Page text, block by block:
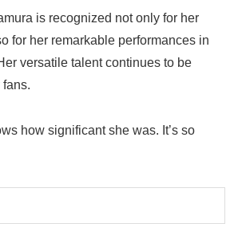
is recognized not only for her
for her remarkable performances in
versatile talent continues to be
how significant she was. It’s so